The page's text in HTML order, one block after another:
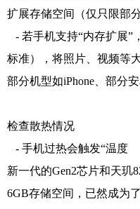
扩展存储空间（仅只限部
- 若手机支持“内存扩展”
标准），将照片、视频等
部分机型如iPhone、部分
检查散热情况
- 手机过热会触发“温度
新一代的Gen2芯片和天玑
6GB存储空间，已然成为